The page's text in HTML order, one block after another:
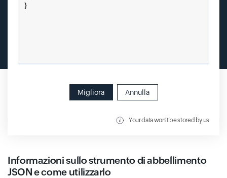
Migliora Annulla
Your data won't be stored by us
Informazioni sullo strumento di abbellimento
JSON e come utilizzarlo